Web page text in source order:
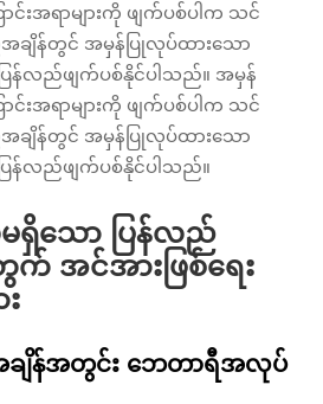
င်းအရာများကို ဖျက်ပစ်ပါက သင်
ျိန်တွင် အမှန်ပြုလုပ်ထားသော
ပြန်လည်ဖျက်ပစ်နိုင်ပါသည်။ အမှန်
င်းအရာများကို ဖျက်ပစ်ပါက သင်
ျိန်တွင် အမှန်ပြုလုပ်ထားသော
ြန်လည်ဖျက်ပစ်နိုင်ပါသည်။
ရှိသော ပြန်လည်
အင်အားဖြစ်ရေး
ျိန်အတွင်း ဘေတာရီအလုပ်